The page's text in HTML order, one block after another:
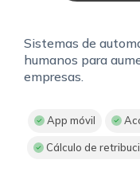
Sistemas de
humanos para
empresas.
App móvil
Cálculo de